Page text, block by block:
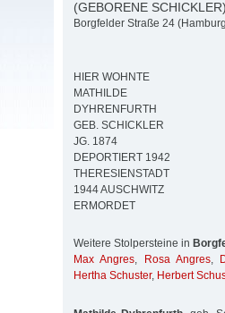
(GEBORENE
Borgfelder Straße 24
HIER WOHNTE
MATHILDE
DYHRENFURTH
GEB. SCHICKLER
JG. 1874
DEPORTIERT 1942
THERESIENSTADT
1944 AUSCHWITZ
ERMORDET
Weitere Stolpersteine in
Max Angres, Rosa Angres,
Hertha Schuster, Herbert